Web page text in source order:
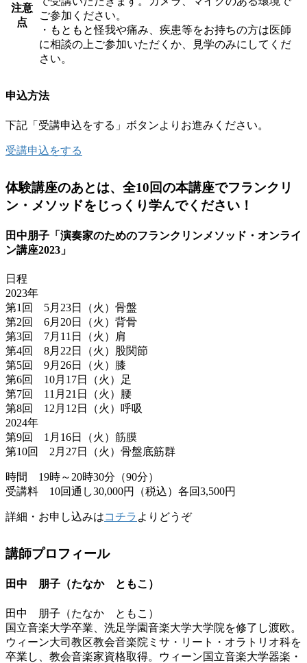
注意
点
ご参加ください。
・もともと怪我や痛み、疾患等をお持ちの方は医師
に相談の上ご参加いただくか、見学のみにしてくだ
さい。
申込方法
下記「受講申込をする」ボタンよりお進みください。
受講申込をする
体験講座のあとは、全10回の本講座でフランクリ
ン・メソッドをじっくり学んでください！
田中朋子「演奏家のためのフランクリンメソッド・オンライ
ン講座2023」
日程
2023年
第1回 5月23日（火）骨盤
第2回 6月20日（火）背骨
第3回 7月11日（火）肩
第4回 8月22日（火）股関節
第5回 9月26日（火）膝
第6回 10月17日（火）足
第7回 11月21日（火）腰
第8回 12月12日（火）呼吸
2024年
第9回 1月16日（火）筋膜
第10回 2月27日（火）骨盤底筋群
時間 19時～20時30分（90分）
受講料 10回通し30,000円（税込）各回3,500円
詳細・お申し込みはコチラ よりどうぞ
講師プロフィール
田中 朋子（たなか ともこ）
田中 朋子（たなか ともこ）
国立音楽大学卒業、洗足学園音楽大学大学院を修了し渡欧。
ウィーン大司教区教会音楽院ミサ・リート・オラトリオ科を
卒業し、教会音楽家資格取得。ウィーン国立音楽大学器楽・